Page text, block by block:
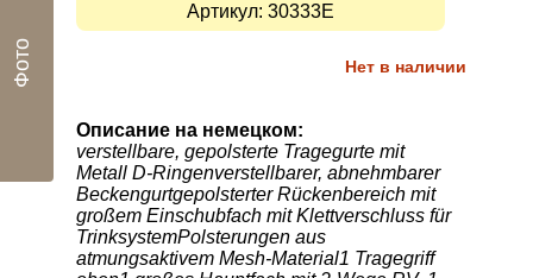
Артикул: 30333E
Нет в наличии
Описание на немецком:
verstellbare, gepolsterte Tragegurte mit
Metall D-Ringenverstellbarer, abnehmbarer
Beckengurtgepolsterter Rückenbereich mit
großem Einschubfach mit Klettverschluss für
TrinksystemPolsterungen aus
atmungsaktivem Mesh-Material1 Tragegriff
Фото